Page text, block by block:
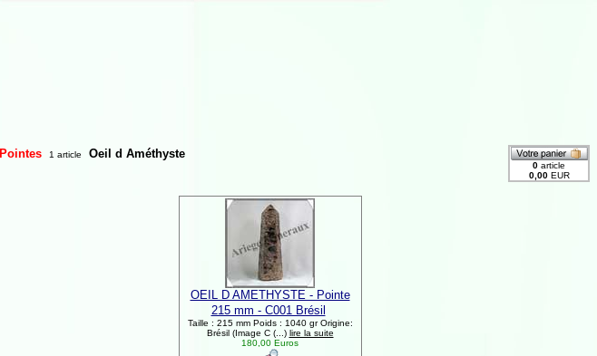
Pointes 1 article Oeil d Améthyste
OEIL D AMETHYSTE - Pointe
215 mm - C001 Brésil
Taille : 215 mm Poids : 1040 gr Origine:
Brésil (Image C (...) lire la suite
180,00 Euros